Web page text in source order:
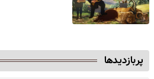
پربازدیدها